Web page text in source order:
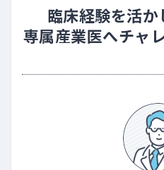
臨床経験を活
専属産業医へチャ